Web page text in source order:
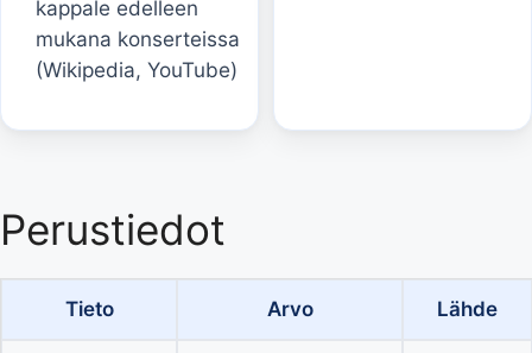
kappale edelleen
mukana konserteissa
(Wikipedia, YouTube)
Perustiedot
Tieto Arvo Lähde